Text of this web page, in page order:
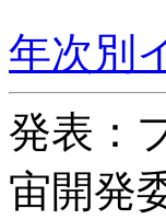
年次別
発表：
宙開発